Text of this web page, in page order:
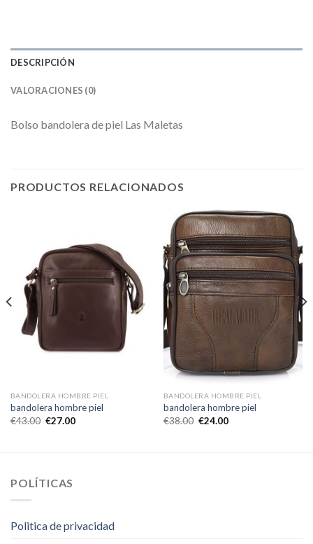
DESCRIPCIÓN
VALORACIONES (0)
Bolso bandolera de piel Las Maletas
PRODUCTOS RELACIONADOS
BANDOLERA HOMBRE PIEL
bandolera hombre piel
€43.00 €27.00
BANDOLERA HOMBRE PIEL
bandolera hombre piel
€38.00 €24.00
POLÍTICAS
Politica de privacidad